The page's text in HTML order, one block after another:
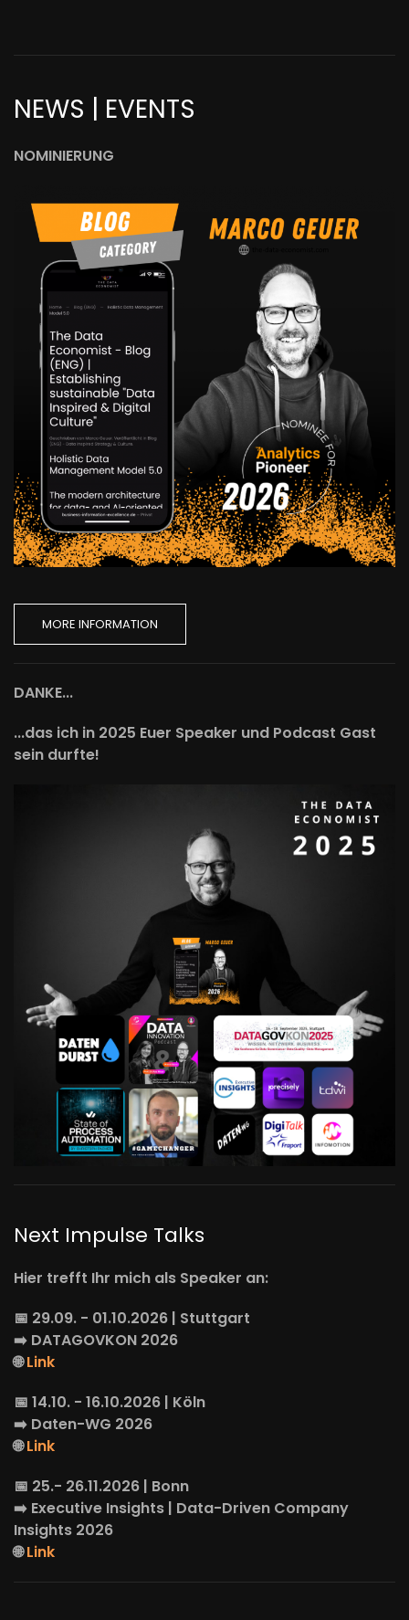
NEWS | EVENTS
NOMINIERUNG
MORE INFORMATION
DANKE...
...das ich in 2025 Euer Speaker und Podcast Gast
sein durfte!
Next Impulse Talks
Hier trefft Ihr mich als Speaker an:
📅 29.09. - 01.10.2026 | Stuttgart
➡️ DATAGOVKON 2026
🌐Link
📅 14.10. - 16.10.2026 | Köln
➡️ Daten-WG 2026
🌐Link
📅 25.- 26.11.2026 | Bonn
➡️ Executive Insights | Data-Driven Company
Insights 2026
🌐Link